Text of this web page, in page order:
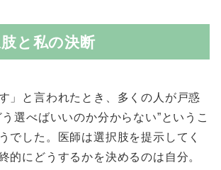
と私の決断
」と言われたとき、多くの人が戸惑
う選べばいいのか分からない”というこ
でした。医師は選択肢を提示してく
的にどうするかを決めるのは自分。